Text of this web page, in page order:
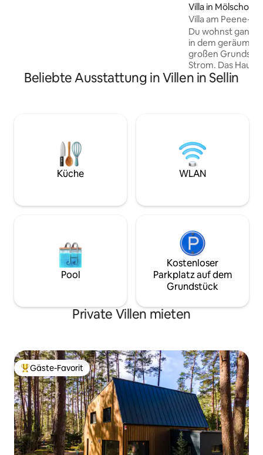
Bilder, klar und ruhig. Die Terrasse liegt
Villa in Mölschow
Villa am Peene-
Wasserlage
Du wohnst ganz
in dem
großen
Strom. Das Haus
modern
sorgt ein
Tischtennis,
oder die Kajaks,
Wasser aus zu
Beliebte Ausstattung in Villen in Sellin
Küche WLAN
Pool
Kostenloser
Parkplatz auf dem
Grundstück
Private Villen mieten
Beliebter Gäste-Favorit.
Gäste-Favorit